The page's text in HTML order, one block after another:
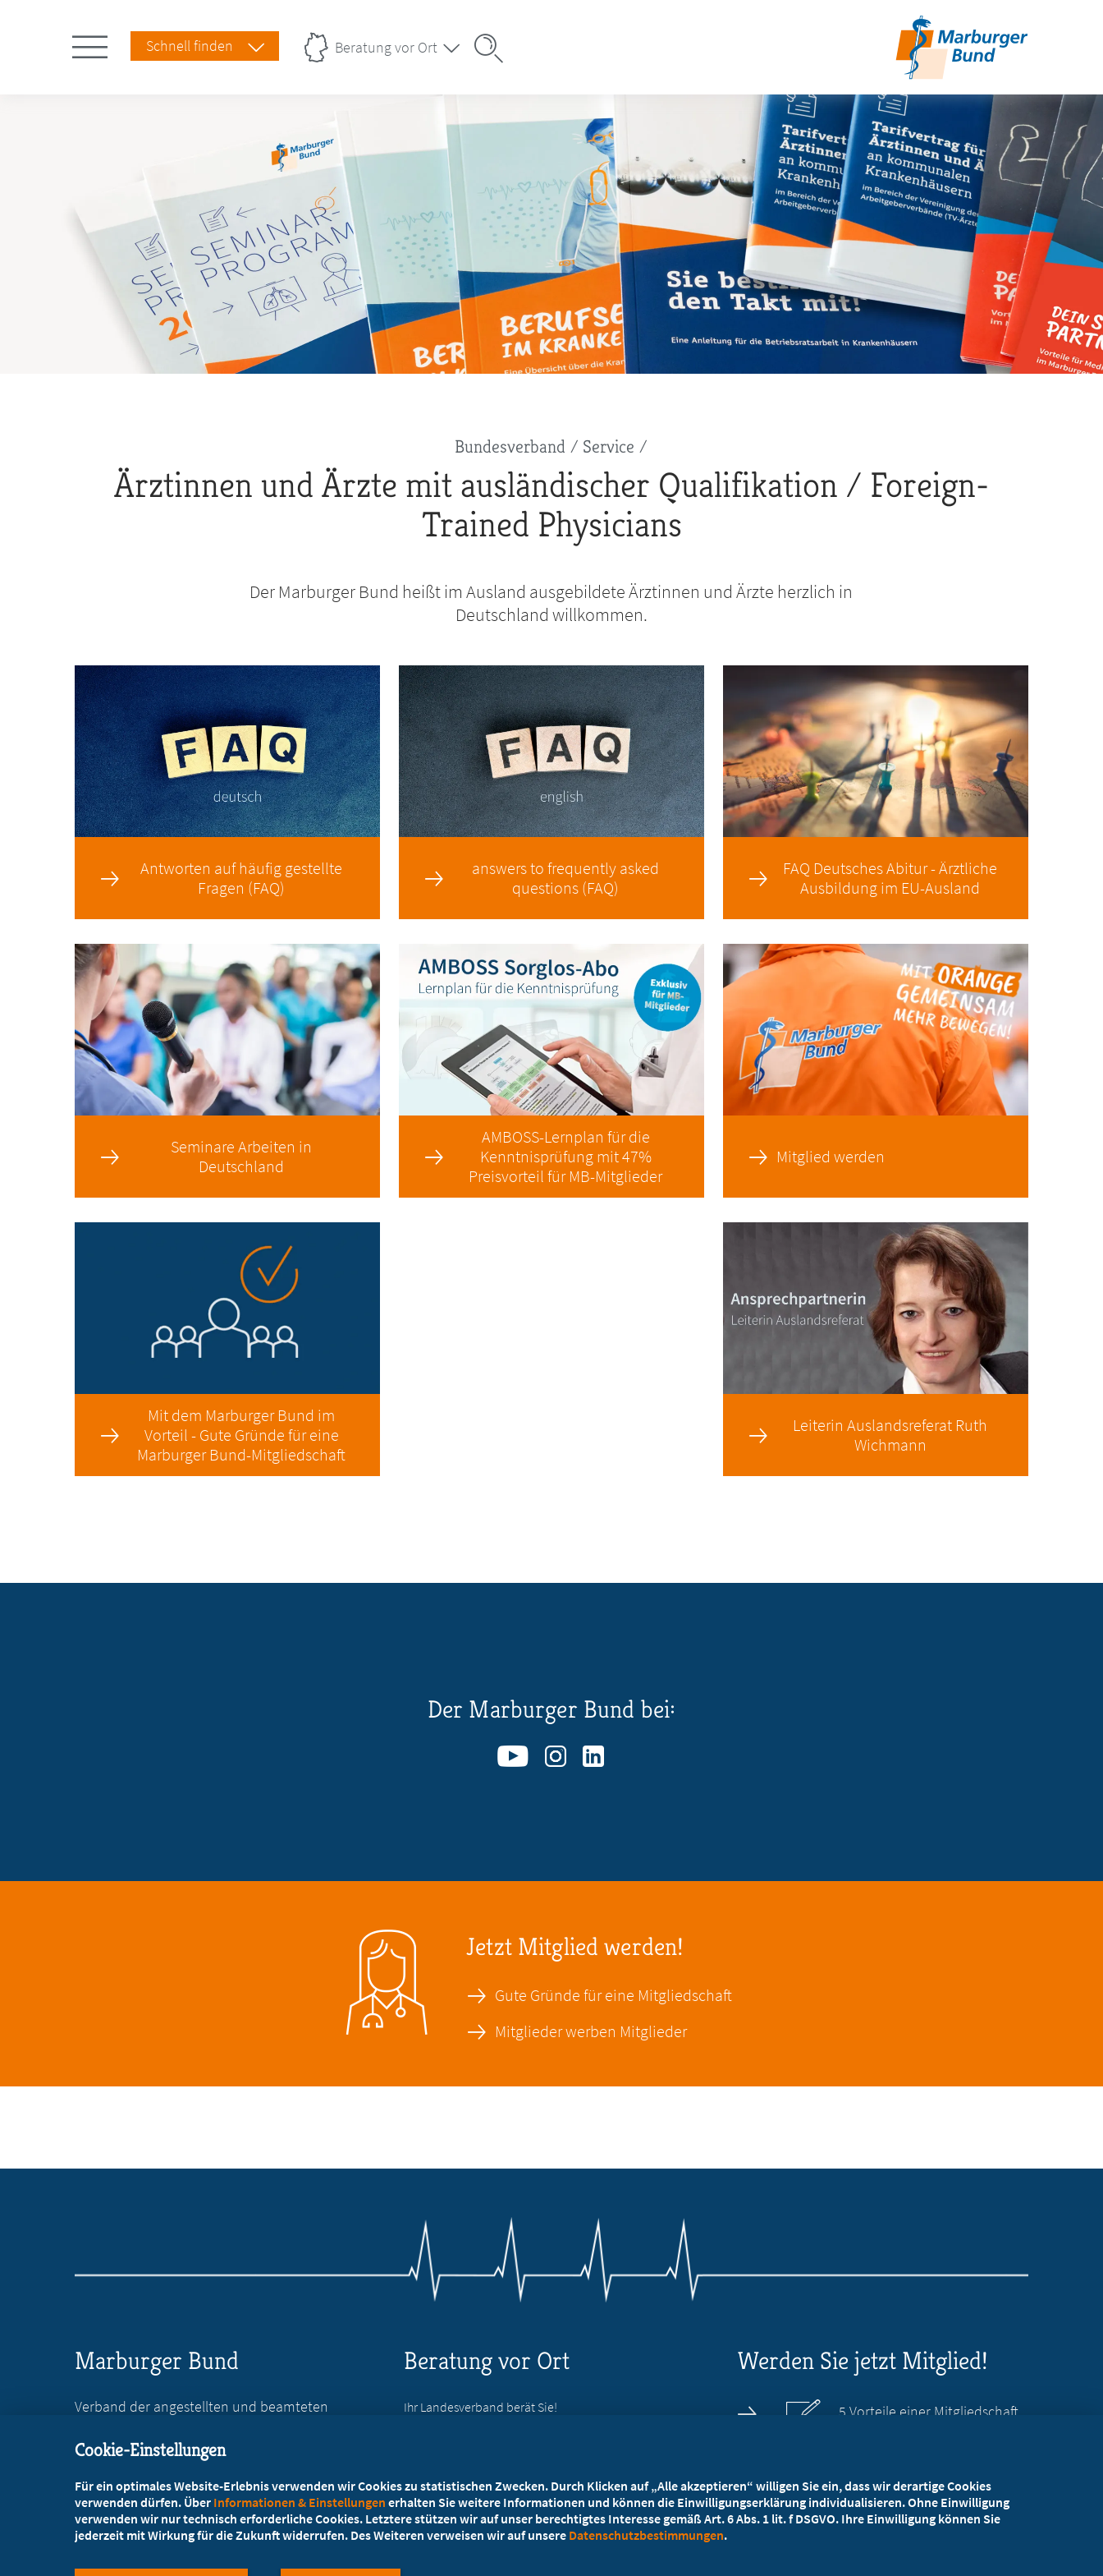
Schnell finden Beratung vor Ort
Bundesverband Service
Ärztinnen und Ärzte mit ausländischer Qualifikation / Foreign-
Trained Physicians
Der Marburger Bund heißt im Ausland ausgebildete Ärztinnen und Ärzte herzlich in
Deutschland willkommen.
Antworten auf häufig gestellte
Fragen (FAQ)
answers to frequently asked
questions (FAQ)
FAQ Deutsches Abitur - Ärztliche
Ausbildung im EU-Ausland
Seminare Arbeiten in
Deutschland
AMBOSS-Lernplan für die
Kenntnisprüfung mit 47%
Preisvorteil für MB-Mitglieder
Mitglied werden
Mit dem Marburger Bund im
Vorteil - Gute Gründe für eine
Marburger Bund-Mitgliedschaft
Leiterin Auslandsreferat Ruth
Wichmann
Der Marburger Bund bei:
Jetzt Mitglied werden!
Gute Gründe für eine Mitgliedschaft
Mitglieder werben Mitglieder
Marburger Bund
Verband der angestellten und beamteten
Reinhardtstr. 36
+49 30 746846-0
+49 30 746846-45
Beratung vor Ort
Ihr Landesverband berät Sie!
Werden Sie jetzt Mitglied!
5 Vorteile einer Mitgliedschaft
Kostenlos für Studierende
Cookie-Einstellungen
Für ein optimales Website-Erlebnis verwenden wir Cookies zu statistischen Zwecken. Durch Klicken auf „Alle akzeptieren“ willigen Sie ein, dass wir derartige Cookies
verwenden dürfen. Über Informationen & Einstellungen erhalten Sie weitere Informationen und können die Einwilligungserklärung individualisieren. Ohne Einwilligung
verwenden wir nur technisch erforderliche Cookies. Letztere stützen wir auf unser berechtigtes Interesse gemäß Art. 6 Abs. 1 lit. f DSGVO. Ihre Einwilligung können Sie
jederzeit mit Wirkung für die Zukunft widerrufen. Des Weiteren verweisen wir auf unsere Datenschutzbestimmungen.